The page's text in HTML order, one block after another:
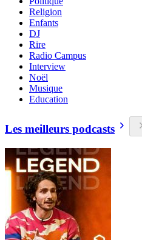
Religion
Enfants
DJ
Rire
Radio Campus
Interview
Noël
Musique
Education
Les meilleurs podcasts